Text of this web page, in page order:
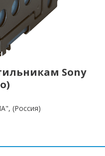
Sony
(Россия)